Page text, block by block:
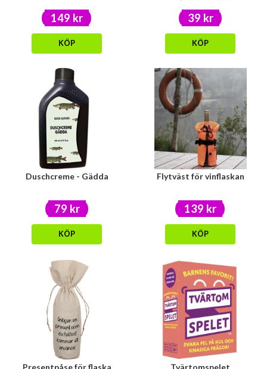
149 kr
KÖP
39 kr
KÖP
Duschcreme - Gädda
79 kr
KÖP
Flytväst för vinflaskan
139 kr
KÖP